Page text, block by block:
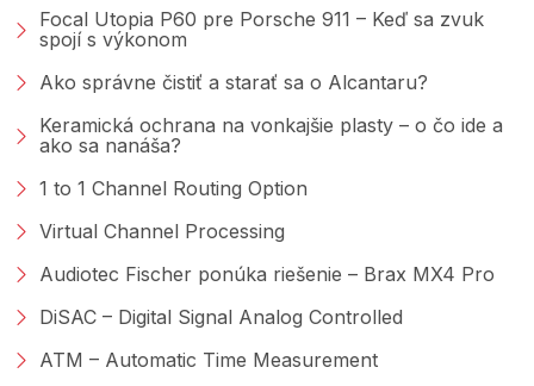
Focal Utopia P60 pre Porsche 911 – Keď sa zvuk
spojí s výkonom
Ako správne čistiť a starať sa o Alcantaru?
Keramická ochrana na vonkajšie plasty – o čo ide a
ako sa nanáša?
1 to 1 Channel Routing Option
Virtual Channel Processing
Audiotec Fischer ponúka riešenie – Brax MX4 Pro
DiSAC – Digital Signal Analog Controlled
ATM – Automatic Time Measurement